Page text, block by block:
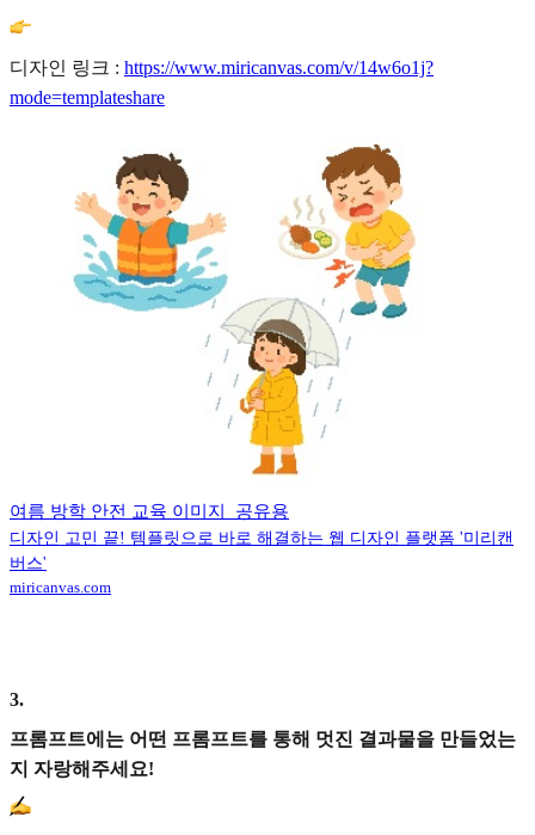
디자인 링크 : https://www.miricanvas.com/v/14w6o1j?
mode=templateshare
여름 방학 안전 교육 이미지_공유용
디자인 고민 끝! 템플릿으로 바로 해결하는 웹 디자인 플랫폼 '미리캔
버스'
miricanvas.com
3.
프롬프트에는 어떤 프롬프트를 통해 멋진 결과물을 만들었는
지 자랑해주세요!